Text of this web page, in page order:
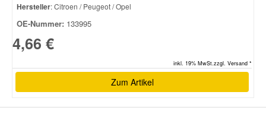
Hersteller: Citroen / Peugeot / Opel
OE-Nummer: 133995
4,66 €
inkl. 19% MwSt.zzgl. Versand *
Zum Artikel